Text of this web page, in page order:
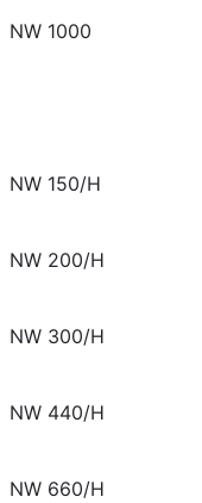
NW 1000
NW 150/H
NW 200/H
NW 300/H
NW 440/H
NW 660/H